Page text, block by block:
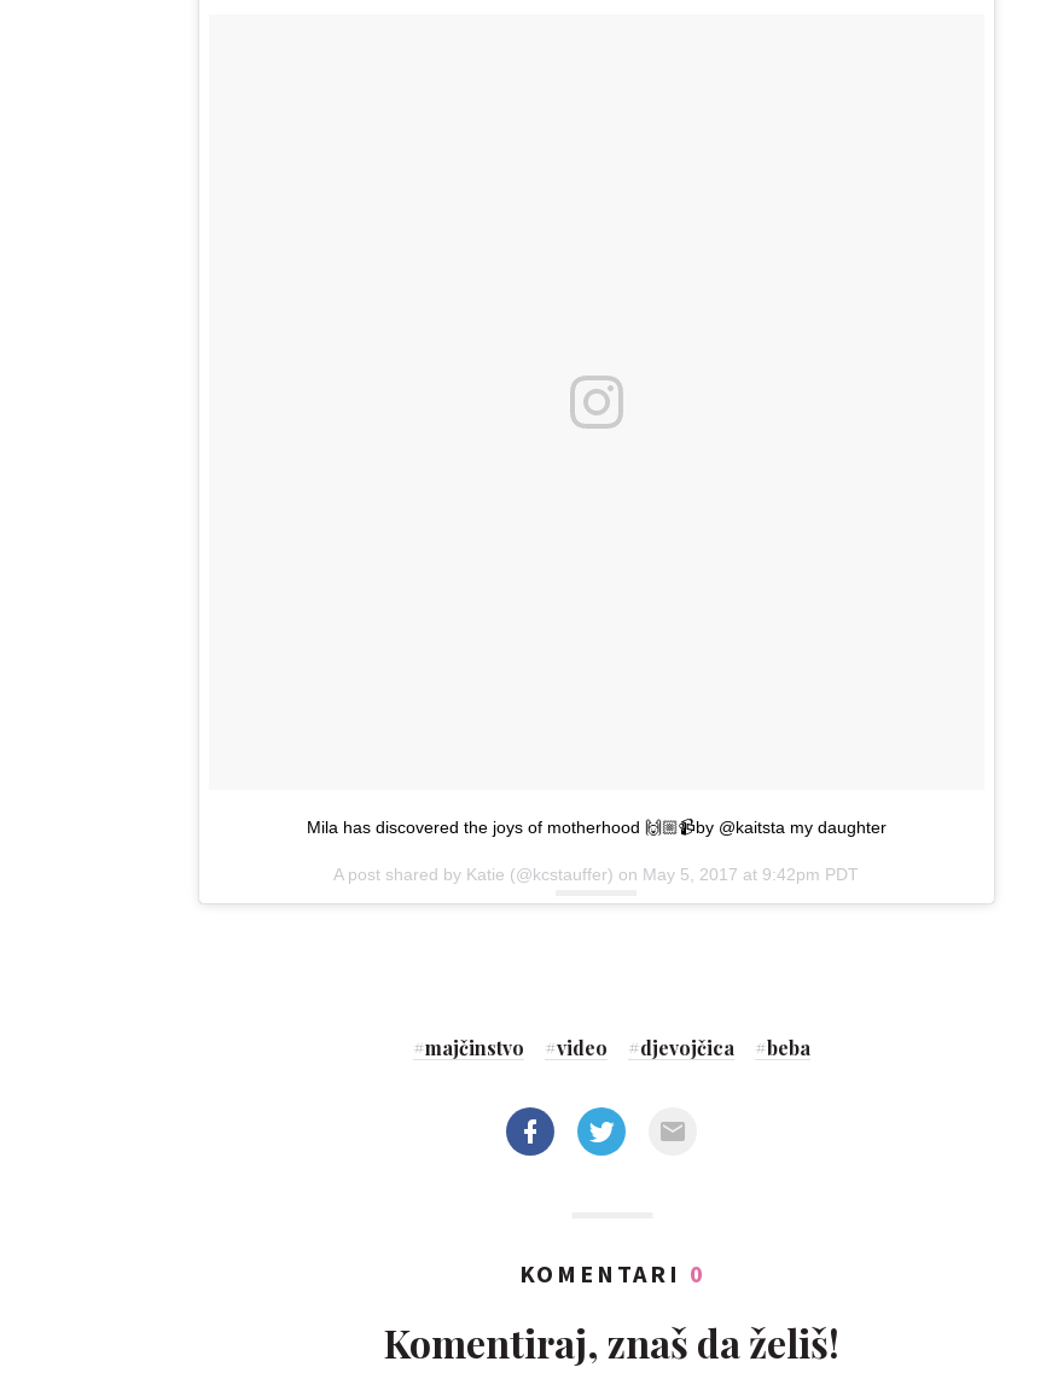
Mila has discovered the joys of motherhood 🙌🏼📹by @kaitsta my daughter
A post shared by Katie (@kcstauffer) on May 5, 2017 at 9:42pm PDT
#majčinstvo #video #djevojčica #beba
KOMENTARI 0
Komentiraj, znaš da želiš!